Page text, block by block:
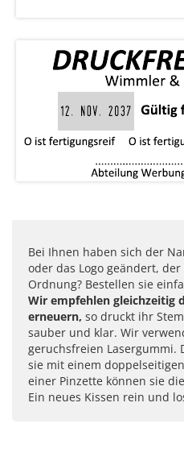
Bei Ihnen haben sich der
oder das Logo geändert,
Ordnung? Bestellen sie
Wir empfehlen gleichzeitig
erneuern, so druckt ihr
sauber und klar. Wir
geruchsfreien Lasergummi.
sie mit einem
einer Pinzette können sie
Ein neues Kissen rein und